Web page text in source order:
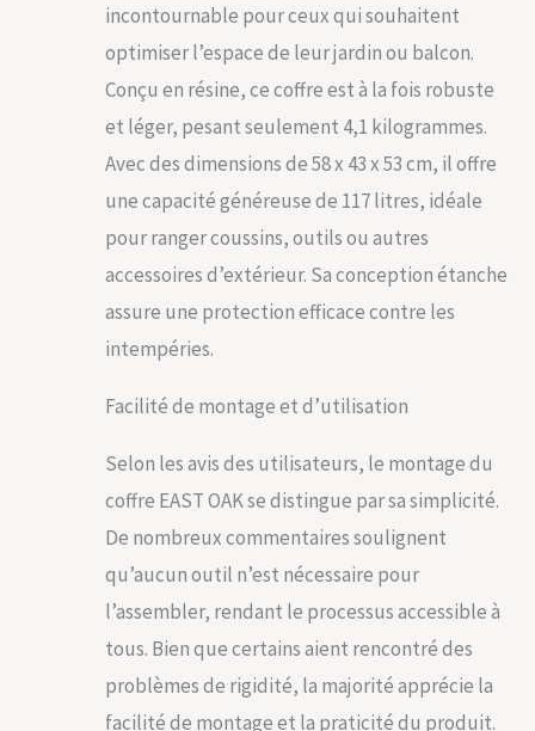
des appareils de
piscine, etc
Compacte mais
polyvalente : la boîte
de rangement EAST
OAK avec couvercle
mesure 58 x 43 x 53
cm. Ce petit espace
de rangement de 117
L est un excellent
compagnon pour
votre espace
des appareils de
Imperméables et
résistantes à la
décoloration : ces
boîtes de rangement
sont fabriquées en
résine améliorée
(SGS 1000plus), qui
protège l'extérieur
de la décoloration et
garde l'intérieur au
sec quelles que
incontournable pour ceux qui souhaitent
optimiser l’espace de leur jardin ou balcon.
Conçu en résine, ce coffre est à la fois robuste
et léger, pesant seulement 4,1 kilogrammes.
Avec des dimensions de 58 x 43 x 53 cm, il offre
une capacité généreuse de 117 litres, idéale
pour ranger coussins, outils ou autres
accessoires d’extérieur. Sa conception étanche
assure une protection efficace contre les
intempéries.
Facilité de montage et d’utilisation
Selon les avis des utilisateurs, le montage du
coffre EAST OAK se distingue par sa simplicité.
De nombreux commentaires soulignent
qu’aucun outil n’est nécessaire pour
l’assembler, rendant le processus accessible à
tous. Bien que certains aient rencontré des
problèmes de rigidité, la majorité apprécie la
facilité de montage et la praticité du produit.